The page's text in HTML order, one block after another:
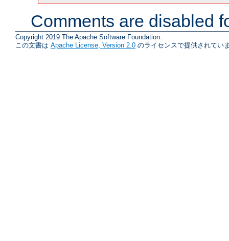
Comments are disabled
Copyright 2019 The Apache Software Foundation.
この文書は Apache License, Version 2.0 のライセンスで提供されてい